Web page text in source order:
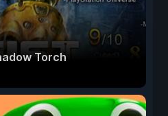
Torch